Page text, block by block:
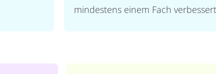
mindestens einem Fach